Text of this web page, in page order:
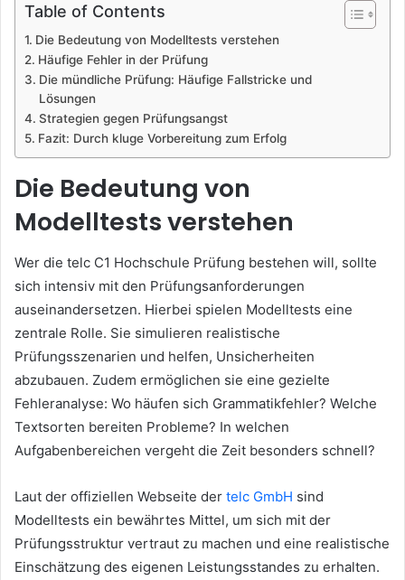
Table of Contents
Die Bedeutung von Modelltests verstehen
Häufige Fehler in der Prüfung
Die mündliche Prüfung: Häufige Fallstricke und
Lösungen
Strategien gegen Prüfungsangst
Fazit: Durch kluge Vorbereitung zum Erfolg
Die Bedeutung von
Modelltests verstehen
Wer die telc C1 Hochschule Prüfung bestehen will, sollte
sich intensiv mit den Prüfungsanforderungen
auseinandersetzen. Hierbei spielen Modelltests eine
zentrale Rolle. Sie simulieren realistische
Prüfungsszenarien und helfen, Unsicherheiten
abzubauen. Zudem ermöglichen sie eine gezielte
Fehleranalyse: Wo häufen sich Grammatikfehler? Welche
Textsorten bereiten Probleme? In welchen
Aufgabenbereichen vergeht die Zeit besonders schnell?
Laut der offiziellen Webseite der telc GmbH sind
Modelltests ein bewährtes Mittel, um sich mit der
Prüfungsstruktur vertraut zu machen und eine realistische
Einschätzung des eigenen Leistungsstandes zu erhalten.